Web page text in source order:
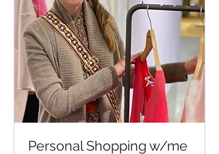
Personal Shopping w/me